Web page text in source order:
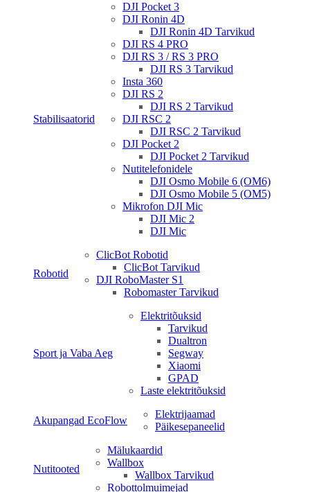
Stabilisaatorid
DJI Pocket 3
DJI Ronin 4D
DJI Ronin 4D Tarvikud
DJI RS 4 PRO
DJI RS 3 / RS 3 PRO
DJI RS 3 Tarvikud
Insta 360
DJI RS 2
DJI RS 2 Tarvikud
DJI RSC 2
DJI RSC 2 Tarvikud
DJI Pocket 2
DJI Pocket 2 Tarvikud
Nutitelefonidele
DJI Osmo Mobile 6 (OM6)
DJI Osmo Mobile 5 (OM5)
Mikrofon DJI Mic
DJI Mic 2
DJI Mic
Robotid
ClicBot Robotid
ClicBot Tarvikud
DJI RoboMaster S1
Robomaster Tarvikud
Sport ja Vaba Aeg
Elektritõuksid
Tarvikud
Dualtron
Segway
Xiaomi
GPAD
Laste elektritõuksid
Akupangad EcoFlow
Elektrijaamad
Päikesepaneelid
Nutitooted
Mälukaardid
Wallbox
Wallbox Tarvikud
Robottolmuimejad